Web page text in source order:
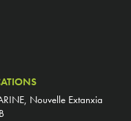
Nouvelle Extanxia